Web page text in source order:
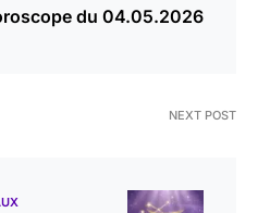
du 04.05.2026
NEXT POST